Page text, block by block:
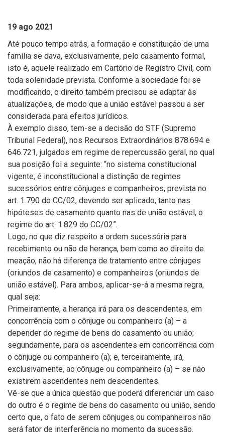
19 ago 2021
Até pouco tempo atrás, a formação e constituição de uma
família se dava, exclusivamente, pelo casamento formal,
isto é, aquele realizado em Cartório de Registro Civil, com
toda solenidade prevista. Conforme a sociedade foi se
modificando, o direito também precisou se adaptar às
atualizações, de modo que a união estável passou a ser
considerada para efeitos jurídicos.
À exemplo disso, tem-se a decisão do STF (Supremo
Tribunal Federal), nos Recursos Extraordinários 878.694 e
646.721, julgados em regime de repercussão geral, no qual
sua posição foi a seguinte: “no sistema constitucional
vigente, é inconstitucional a distinção de regimes
sucessórios entre cônjuges e companheiros, prevista no
art. 1.790 do CC/02, devendo ser aplicado, tanto nas
hipóteses de casamento quanto nas de união estável, o
regime do art. 1.829 do CC/02”.
Logo, no que diz respeito a ordem sucessória para
recebimento ou não de herança, bem como ao direito de
meação, não há diferença de tratamento entre cônjuges
(oriundos de casamento) e companheiros (oriundos de
união estável). Para ambos, aplicar-se-á a mesma regra,
qual seja:
Primeiramente, a herança irá para os descendentes, em
concorrência com o cônjuge ou companheiro (a) – a
depender do regime de bens do casamento ou união;
segundamente, para os ascendentes em concorrência com
o cônjuge ou companheiro (a); e, terceiramente, irá,
exclusivamente, ao cônjuge ou companheiro (a) – se não
existirem ascendentes nem descendentes.
Vê-se que a única questão que poderá diferenciar um caso
do outro é o regime de bens do casamento ou união, sendo
certo que, o fato de serem cônjuges ou companheiros não
será fator de interferência no momento da sucessão.